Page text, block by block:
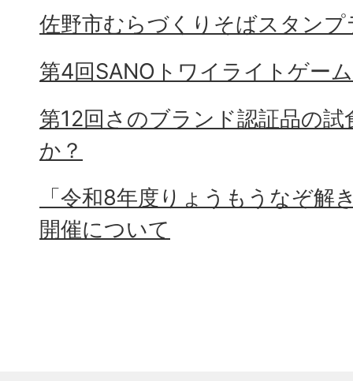
佐野市むらづくりそばスタンプ
第4回SANOトワイライトゲー
第12回さのブランド認証品の
か？
「令和8年度りょうもうなぞ解
開催について